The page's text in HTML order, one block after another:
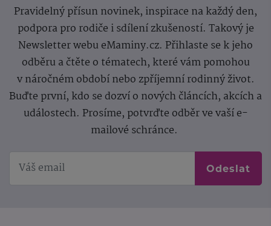
Pravidelný přísun novinek, inspirace na každý den,
podpora pro rodiče i sdílení zkušeností. Takový je
Newsletter webu eMaminy.cz. Přihlaste se k jeho
odběru a čtěte o tématech, které vám pomohou
v náročném období nebo zpříjemní rodinný život.
Buďte první, kdo se dozví o nových článcích, akcích a
událostech. Prosíme, potvrďte odběr ve vaší e-
mailové schránce.
Odeslat